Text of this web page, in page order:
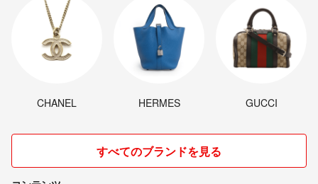
CHANEL HERMES GUCCI
すべてのブランドを見る